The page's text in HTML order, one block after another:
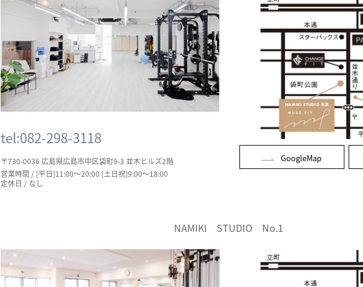
tel:082-298-3118
〒730-0036 広島県広島市中区袋町9-3 並木ヒルズ2階
営業時間 / [平日]11:00～20:00 [土日祝]9:00～18:00
定休日 / なし
GoogleMap
NAMIKI STUDIO No.1